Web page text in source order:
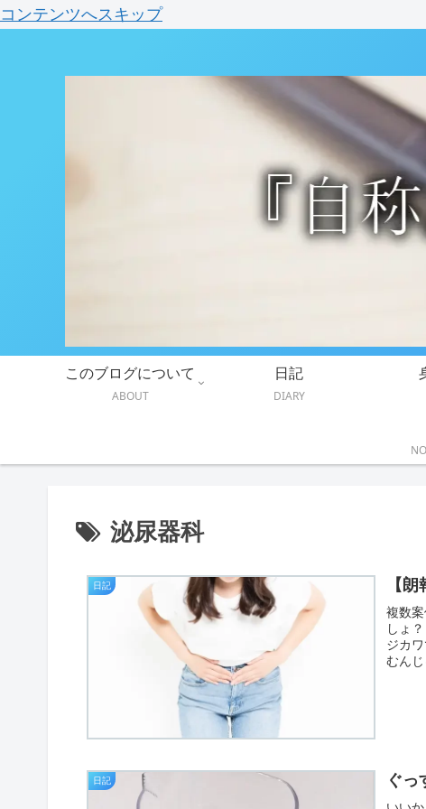
コンテンツへスキップ
このブログについて
ABOUT
日記
DIARY
泌尿器科
日記 【
複数
しょ
ジカ
むん
日記 ぐっ